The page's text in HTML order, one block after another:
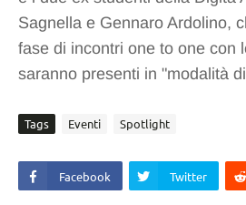
Sagnella e Gennaro Ardolino,
fase di incontri one to one con
saranno presenti in "modalità
Tags Eventi Spotlight
Facebook Twitter